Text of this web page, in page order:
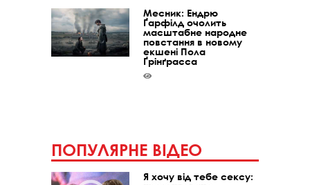
Месник: Ендрю
Ґарфілд очолить
масштабне народне
повстання в новому
екшені Пола
Ґрінґрасса
ПОПУЛЯРНЕ ВІДЕО
Я хочу від тебе сексу: